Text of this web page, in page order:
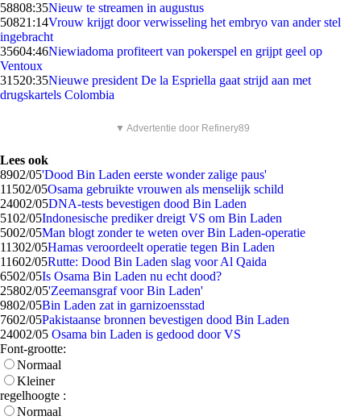
58808:35Nieuw te streamen in augustus
50821:14Vrouw krijgt door verwisseling het embryo van ander stel
ingebracht
35604:46Niewiadoma profiteert van pokerspel en grijpt geel op
Ventoux
31520:35Nieuwe president De la Espriella gaat strijd aan met
drugskartels Colombia
▼ Advertentie door Refinery89
Lees ook
8902/05'Dood Bin Laden eerste wonder zalige paus'
11502/05Osama gebruikte vrouwen als menselijk schild
24002/05DNA-tests bevestigen dood Bin Laden
5102/05Indonesische prediker dreigt VS om Bin Laden
5002/05Man blogt zonder te weten over Bin Laden-operatie
11302/05Hamas veroordeelt operatie tegen Bin Laden
11602/05Rutte: Dood Bin Laden slag voor Al Qaida
6502/05Is Osama Bin Laden nu echt dood?
25802/05'Zeemansgraf voor Bin Laden'
9802/05Bin Laden zat in garnizoensstad
7602/05Pakistaanse bronnen bevestigen dood Bin Laden
24002/05 Osama bin Laden is gedood door VS
Font-grootte:
Normaal
Kleiner
regelhoogte :
Normaal